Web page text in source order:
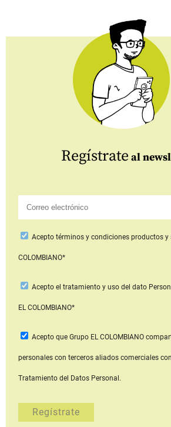
Regístrate al
Aceptotérminos y condiciones productos
COLOMBIANO*
Acepto el tratamiento y uso del dato
EL COLOMBIANO*
Acepto que Grupo EL COLOMBIANO
personales con terceros aliados comerciales
Tratamiento del Datos Personal.